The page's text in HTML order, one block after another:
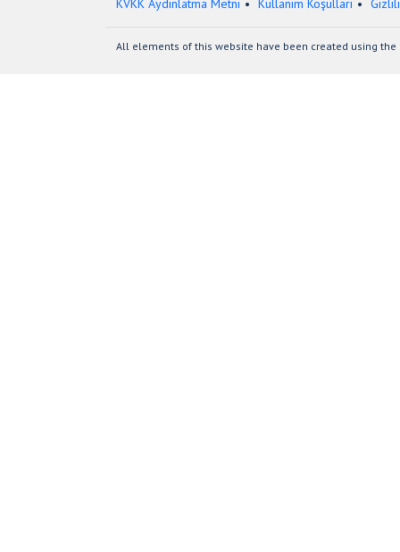
KVKK Aydınlatma Metni Kullanım Koşulları
All elements of this website have been created using the